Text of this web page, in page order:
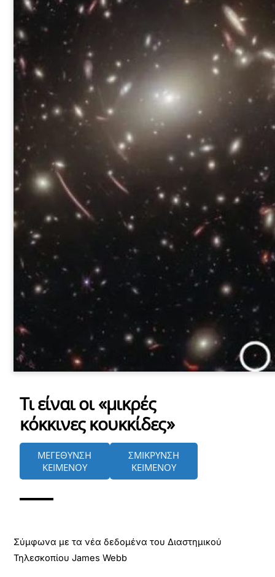
Τι είναι οι «μικρές
κόκκινες κουκκίδες»
ΜΕΓΕΘΥΝΣΗ
ΚΕΙΜΕΝΟΥ
ΣΜΙΚΡΥΝΣΗ
ΚΕΙΜΕΝΟΥ
Σύμφωνα με τα νέα δεδομένα του Διαστημικού
Τηλεσκοπίου James Webb